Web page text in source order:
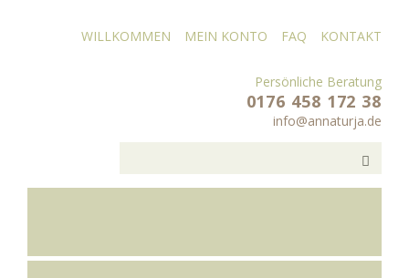
WILLKOMMEN MEIN KONTO FAQ KONTAKT
Persönliche Beratung
0176 458 172 38
info@annaturja.de